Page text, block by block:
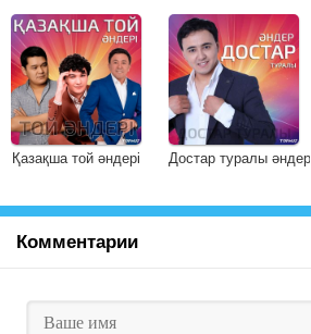
Қазақша той әндері Достар туралы әндер
Комментарии